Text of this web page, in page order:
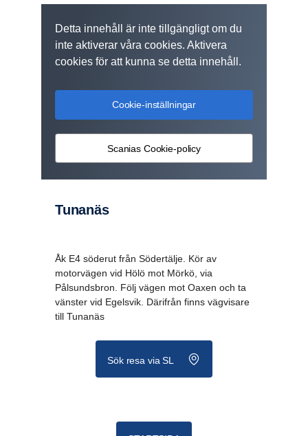
Detta innehåll är inte tillgängligt om du
inte aktiverar våra cookies. Aktivera
cookies för att kunna se detta innehåll.
Cookie-inställningar
Scanias Cookie-policy
Tunanäs
Åk E4 söderut från Södertälje. Kör av
motorvägen vid Hölö mot Mörkö, via
Pålsundsbron. Följ vägen mot Oaxen och ta
vänster vid Egelsvik. Därifrån finns vägvisare
till Tunanäs
Sök resa via SL